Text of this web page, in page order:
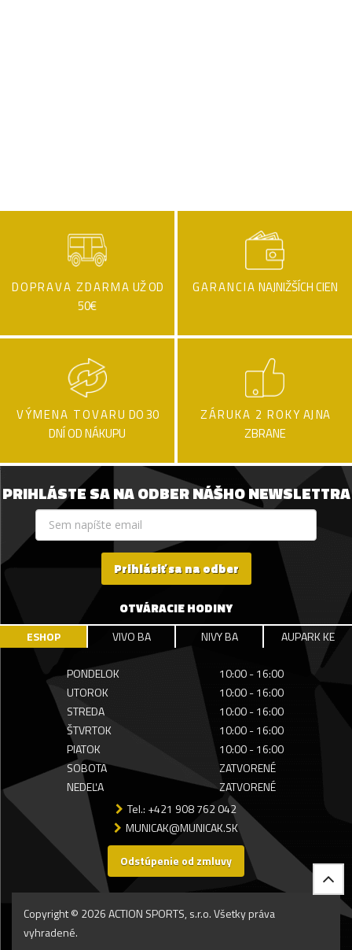
DOPRAVA ZDARMA UŽ OD
50€
GARANCIA NAJNIŽŠÍCH CIEN
VÝMENA TOVARU DO 30
DNÍ OD NÁKUPU
ZÁRUKA 2 ROKY AJ NA
ZBRANE
PRIHLÁSTE SA NA ODBER NÁŠHO NEWSLETTRA
Prihlásiť sa na odber
OTVÁRACIE HODINY
ESHOP VIVO BA NIVY BA AUPARK KE
PONDELOK
10:00 - 16:00
UTOROK
10:00 - 16:00
STREDA
10:00 - 16:00
ŠTVRTOK
10:00 - 16:00
PIATOK
10:00 - 16:00
SOBOTA
ZATVORENÉ
NEDEĽA
ZATVORENÉ
Tel.: +421 908 762 042
MUNICAK@MUNICAK.SK
Odstúpenie od zmluvy
Copyright © 2026 ACTION SPORTS, s.r.o. Všetky práva
vyhradené.